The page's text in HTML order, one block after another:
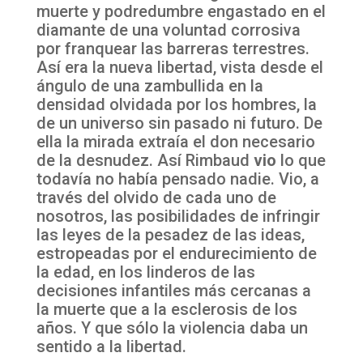
muerte y podredumbre engastado en el
diamante de una voluntad corrosiva
por franquear las barreras terrestres.
Así era la nueva libertad, vista desde el
ángulo de una zambullida en la
densidad olvidada por los hombres, la
de un universo sin pasado ni futuro. De
ella la mirada extraía el don necesario
de la desnudez. Así Rimbaud vio lo que
todavía no había pensado nadie. Vio, a
través del olvido de cada uno de
nosotros, las posibilidades de infringir
las leyes de la pesadez de las ideas,
estropeadas por el endurecimiento de
la edad, en los linderos de las
decisiones infantiles más cercanas a
la muerte que a la esclerosis de los
años. Y que sólo la violencia daba un
sentido a la libertad.